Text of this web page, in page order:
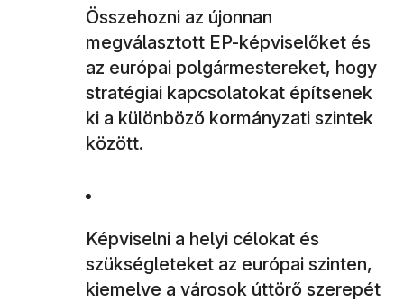
Összehozni az újonnan
megválasztott EP-képviselőket és
az európai polgármestereket, hogy
stratégiai kapcsolatokat építsenek
ki a különböző kormányzati szintek
között.
Képviselni a helyi célokat és
szükségleteket az európai szinten,
kiemelve a városok úttörő szerepét